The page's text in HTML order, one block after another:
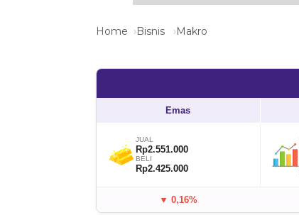
Home Bisnis Makro
Emas
JUAL
Rp2.551.000
BELI
Rp2.425.000
▼ 0,16%